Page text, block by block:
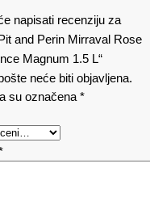
napisati recenziju za
and Perin Mirraval Rose
Magnum 1.5 L“
neće biti objavljena.
su označena *